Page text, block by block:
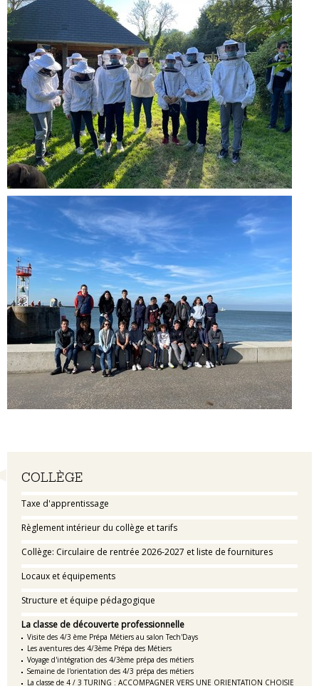
Navigation
COLLÈGE
Taxe d'apprentissage
Règlement intérieur du collège et tarifs
Collège: Circulaire de rentrée 2026-2027 et liste de fournitures
Locaux et équipements
Structure et équipe pédagogique
La classe de découverte professionnelle
Visite des 4/3 ème Prépa Métiers au salon Tech'Days
Les aventures des 4/3ème Prépa des Métiers
Voyage d'intégration des 4/3ème prépa des métiers
Semaine de l'orientation des 4/3 prépa des métiers
La classe de 4 / 3 TURING : ACCOMPAGNER VERS UNE ORIENTATION CHOISIE